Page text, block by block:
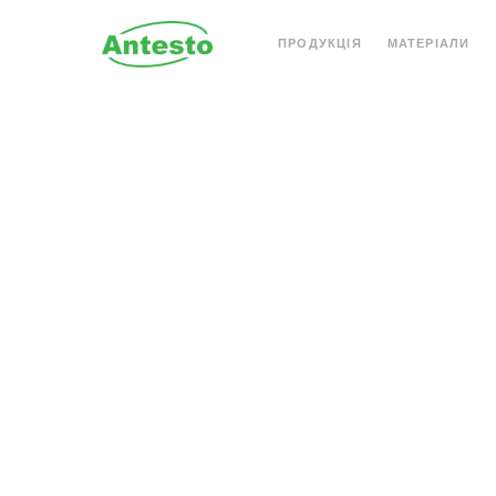
ПРОДУКЦІЯ МАТЕРІАЛИ